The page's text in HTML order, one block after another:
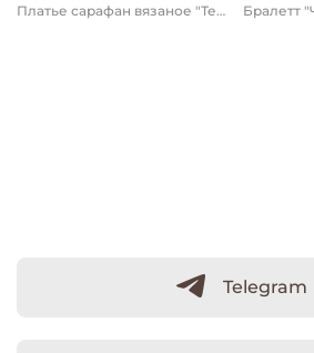
Платье сарафан вязаное "Темно-синее" женское
Telegram